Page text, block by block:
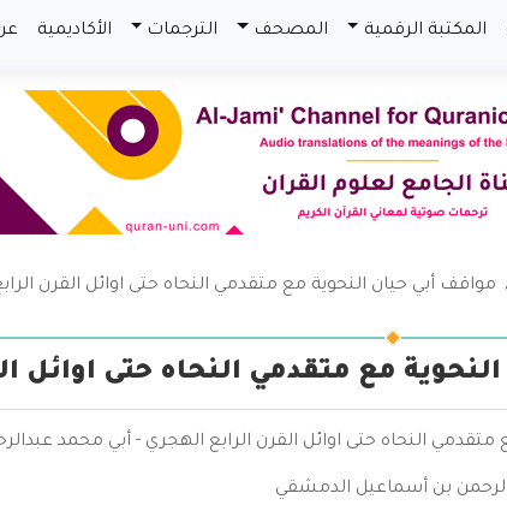
المكتبة الرقمية المصحف الترجمات الأكاديمية
مواقف أبي حيان النحوية مع متقدمي النحاه حتى اوائل القرن
مع متقدمي النحاه حتى اوائل
متقدمي النحاه حتى اوائل القرن الرابع الهجري - أبي محمد
بن أسماعيل الدمشقي